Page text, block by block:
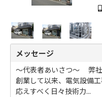
メッセージ
～代表者あいさつ～ 弊社
創業して以来、電気設備
応えすべく日々技術力...